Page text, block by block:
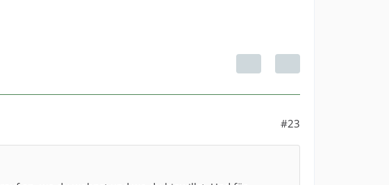
#23